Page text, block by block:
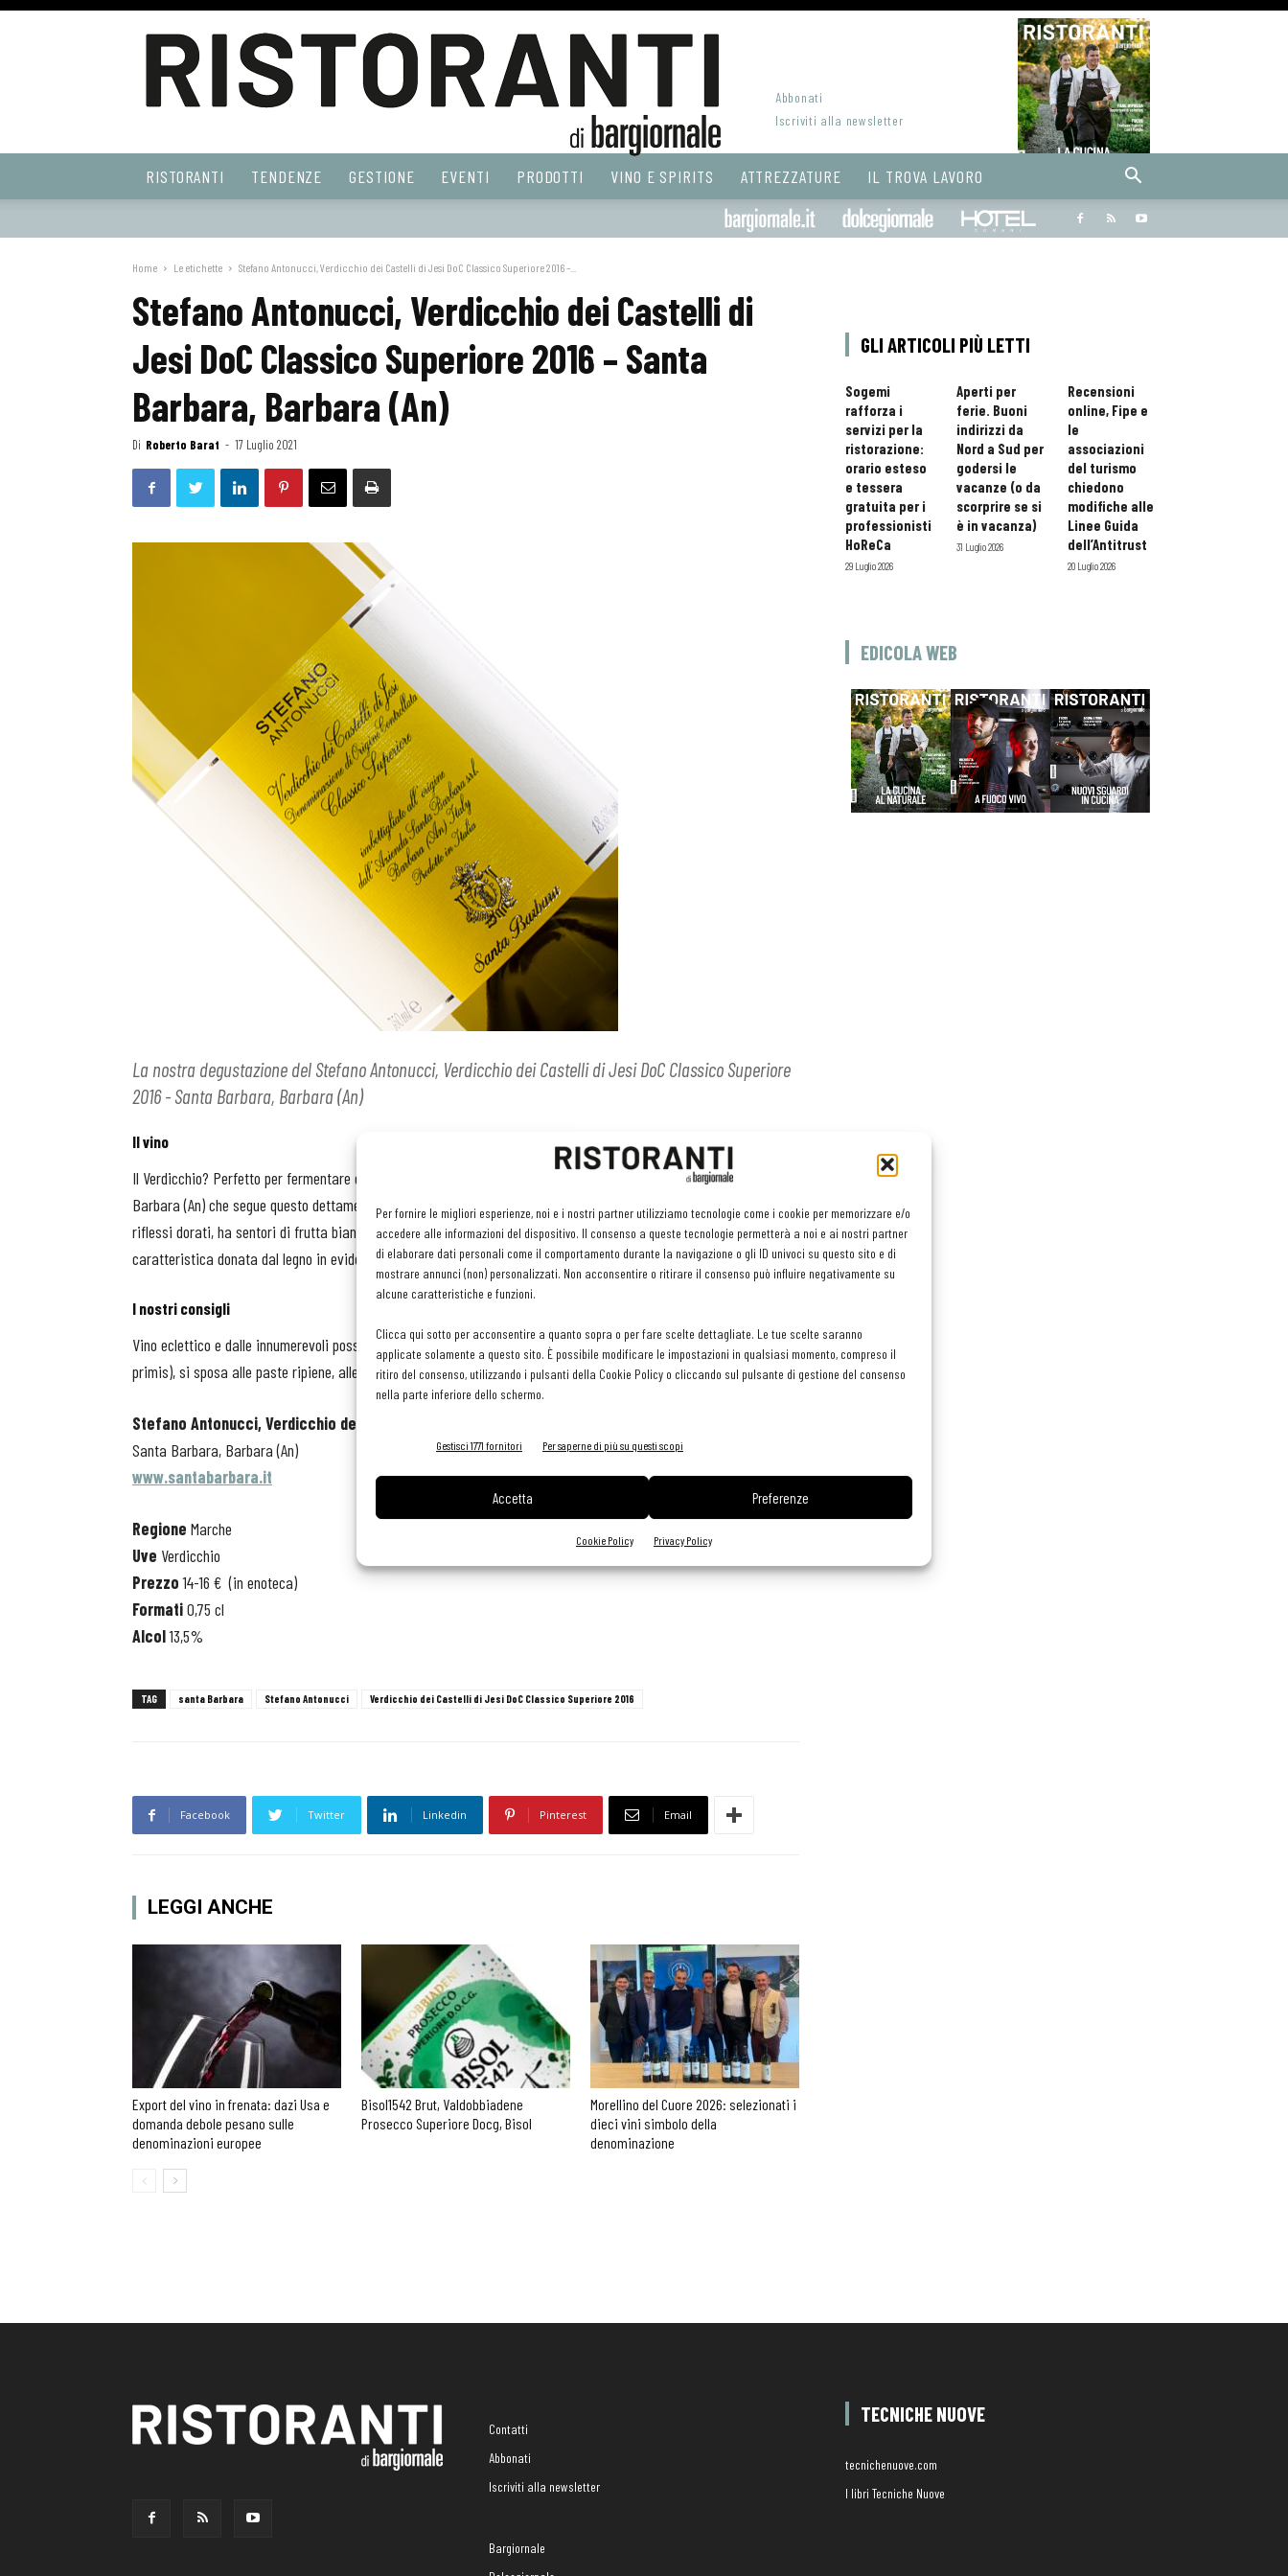
Per fornire le migliori esperienze, noi e i nostri partner utilizziamo tecnologie come i cookie per memorizzare e/o
accedere alle informazioni del dispositivo. Il consenso a queste tecnologie permetterà a noi e ai nostri partner
di elaborare dati personali come il comportamento durante la navigazione o gli ID univoci su questo sito e di
mostrare annunci (non) personalizzati. Non acconsentire o ritirare il consenso può influire negativamente su
alcune caratteristiche e funzioni.
Clicca qui sotto per acconsentire a quanto sopra o per fare scelte dettagliate. Le tue scelte saranno
applicate solamente a questo sito. È possibile modificare le impostazioni in qualsiasi momento, compreso il
ritiro del consenso, utilizzando i pulsanti della Cookie Policy o cliccando sul pulsante di gestione del consenso
nella parte inferiore dello schermo.
Gestisci 1771 fornitori Per saperne di più su questi scopi
Accetta Preferenze
Cookie Policy Privacy Policy
Web
Abbonati
Iscriviti alla newsletter
RISTORANTI TENDENZE GESTIONE EVENTI PRODOTTI VINO E SPIRITS ATTREZZATURE IL TROVA LAVORO
Bargiornale dolcegiornale
Home Le etichette Stefano Antonucci, Verdicchio dei Castelli di Jesi DoC Classico Superiore 2016 –...
Stefano Antonucci, Verdicchio dei Castelli di
Jesi DoC Classico Superiore 2016 – Santa
Barbara, Barbara (An)
Di Roberto Barat - 17 Luglio 2021
La nostra degustazione del Stefano Antonucci, Verdicchio dei Castelli di Jesi DoC Classico Superiore
2016 - Santa Barbara, Barbara (An)
Il vino
Il Verdicchio? Perfetto per fermentare e affinare in legno. Questa la convinzione della cantina Santa Barbara di
Barbara (An) che segue questo dettame per dar vita al suo Stefano Antonucci. Bel colore paglierino profondo con
riflessi dorati, ha sentori di frutta bianca matura, frutta esotica e spezie. Al palato è ricco, pieno, con la nota
caratteristica donata dal legno in evidenza, che però non sovrasta la freschezza complessiva del vino.
I nostri consigli
Vino eclettico e dalle innumerevoli possibilità di abbinamento. Perfetto coi piatti di mare (crostacei e molluschi in
primis), si sposa alle paste ripiene, alle carni alla griglia, ai formaggi.
Stefano Antonucci, Verdicchio dei Castelli di Jesi DoC Classico Superiore 2016
Santa Barbara, Barbara (An)
www.santabarbara.it
Regione Marche
Uve Verdicchio
Prezzo14-16 € (in enoteca)
Formati0,75 cl
Alcol13,5%
TAG santa Barbara Stefano Antonucci Verdicchio dei Castelli di Jesi DoC Classico Superiore 2016
Facebook Twitter Linkedin Pinterest Email
LEGGI ANCHE
Export del vino in frenata: dazi Usa e
domanda debole pesano sulle
denominazioni europee
Bisol1542 Brut, Valdobbiadene
Prosecco Superiore Docg, Bisol
Morellino del Cuore 2026: selezionati i
dieci vini simbolo della
denominazione
GLI ARTICOLI PIÙ LETTI
Sogemi
rafforza i
servizi per la
ristorazione:
orario esteso
e tessera
gratuita per i
professionisti
HoReCa
29 Luglio 2026
Aperti per
ferie. Buoni
indirizzi da
Nord a Sud per
godersi le
vacanze (o da
scorprire se si
è in vacanza)
31 Luglio 2026
Recensioni
online, Fipe e
le
associazioni
del turismo
chiedono
modifiche alle
Linee Guida
dell’Antitrust
20 Luglio 2026
EDICOLA WEB
Contatti
Abbonati
Iscriviti alla newsletter
Bargiornale
TECNICHE NUOVE
tecnichenuove.com
I libri Tecniche Nuove